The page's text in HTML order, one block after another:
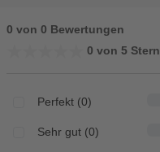
0 von 0 Bewertungen
0 von 5
Perfekt (0)
Sehr gut (0)